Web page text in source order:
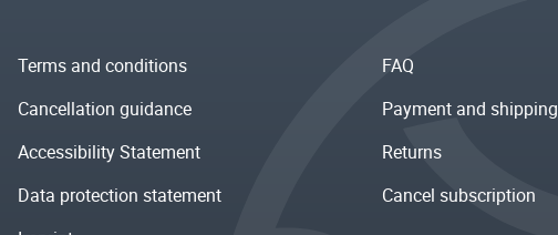
Terms and conditions
Cancellation guidance
Accessibility Statement
Data protection statement
FAQ
Payment and shipping
Returns
Cancel subscription